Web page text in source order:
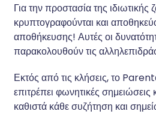
Για την προστασία της
κρυπτογραφούνται και
αποθήκευσης! Αυτές οι
παρακολουθούν τις
Εκτός από τις κλήσεις, το
επιτρέπει φωνητικές
καθιστά κάθε συζήτηση και